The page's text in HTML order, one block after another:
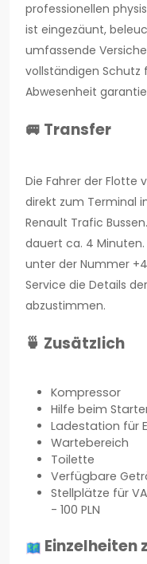
professionellen
ist eingezäunt,
umfassende
vollständigen Schutz
Abwesenheit
🚐 Transfer
Die Fahrer der Flotte
direkt zum Terminal
Renault Trafic
dauert ca. 4
unter der Nummer
Service die Details
abzustimmen.
🍵 Zusätzlich
Kompressor
Hilfe beim
Ladestation für
Wartebereich
Toilette
Verfügbare
Stellplätze für
- 100 PLN
Einzelheiten